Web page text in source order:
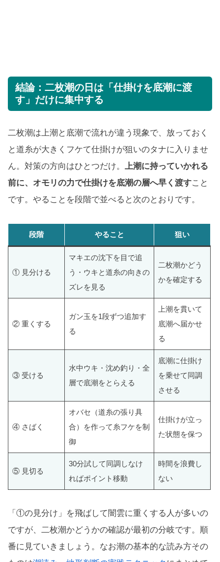
結論：二枚潮の日は「仕掛けを底潮に渡
す」だけに集中する
二枚潮は上潮と底潮で流れが違う現象で、放っておく
と道糸が大きくフケて仕掛けが狙いのタナに入りませ
ん。対策の方向はひとつだけ。 上潮に持っていかれる
前に、オモリの力で仕掛けを底潮の層へ早く渡すこと
です。やることを段階で並べると次のとおりです。
段階 やること 狙い
① 見分ける
マキエの沈下を目で追
う・ウキと道糸の向きの
ズレを見る
二枚潮かどう
かを確定する
② 重くする
ガン玉を1段ずつ追加す
る
上潮を貫いて
底潮へ届かせ
る
③ 受ける
水中ウキ・沈め釣り・全
層で底潮をとらえる
底潮に仕掛け
を乗せて同調
させる
④ さばく
オバセ（道糸の張り具
合）を作って糸フケを制
御
仕掛けが立っ
た状態を保つ
⑤ 見切る
30分試して同調しなけ
ればポイント移動
時間を浪費し
ない
「①の見分け」を飛ばして闇雲に重くする人が多いの
ですが、二枚潮かどうかの確認が最初の分岐です。順
番に見ていきましょう。なお潮の基本的な読み方その